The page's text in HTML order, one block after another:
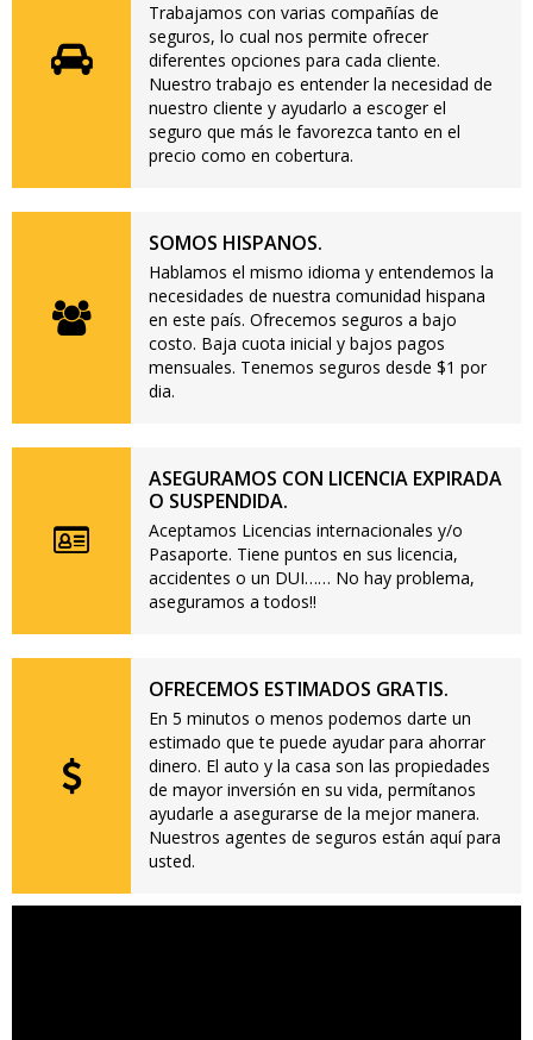
Trabajamos con varias compañías de
seguros, lo cual nos permite ofrecer
diferentes opciones para cada cliente.
Nuestro trabajo es entender la necesidad de
nuestro cliente y ayudarlo a escoger el
seguro que más le favorezca tanto en el
precio como en cobertura.
SOMOS HISPANOS.
Hablamos el mismo idioma y entendemos la
necesidades de nuestra comunidad hispana
en este país. Ofrecemos seguros a bajo
costo. Baja cuota inicial y bajos pagos
mensuales. Tenemos seguros desde $1 por
dia.
ASEGURAMOS CON LICENCIA EXPIRADA
O SUSPENDIDA.
Aceptamos Licencias internacionales y/o
Pasaporte. Tiene puntos en sus licencia,
accidentes o un DUI…… No hay problema,
aseguramos a todos!!
OFRECEMOS ESTIMADOS GRATIS.
En 5 minutos o menos podemos darte un
estimado que te puede ayudar para ahorrar
dinero. El auto y la casa son las propiedades
de mayor inversión en su vida, permítanos
ayudarle a asegurarse de la mejor manera.
Nuestros agentes de seguros están aquí para
usted.